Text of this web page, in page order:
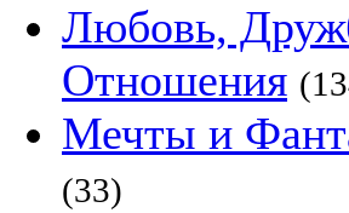
Любовь,
Отношения
Мечты и
(33)